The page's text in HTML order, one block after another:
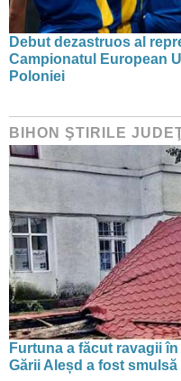
Debut dezastruos al
Campionatul European
Poloniei
BIHON ŞTIRILE
Furtuna a făcut ravagii
Gării Aleșd a fost smulsă